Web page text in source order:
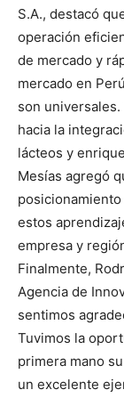
S.A., destacó
operación
de mercado y
mercado en
son
hacia la
lácteos y
Mesías agregó
estos
empresa y
Finalmente,
Agencia de
sentimos
Tuvimos la
primera mano
un excelente